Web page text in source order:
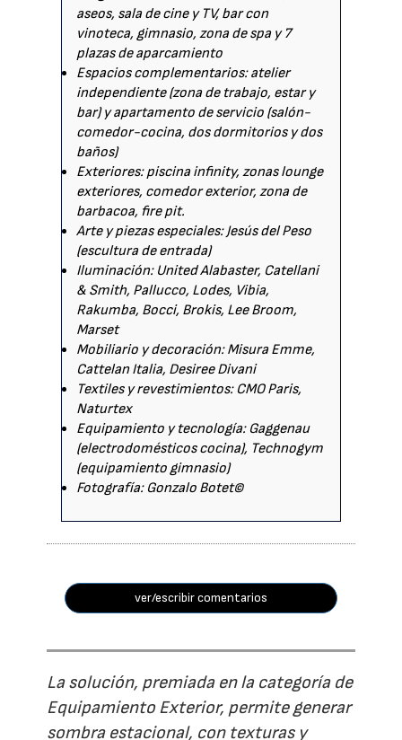
aseos, sala de cine y TV, bar con
vinoteca, gimnasio, zona de spa y 7
plazas de aparcamiento
Espacios complementarios: atelier
independiente (zona de trabajo, estar y
bar) y apartamento de servicio (salón-
comedor-cocina, dos dormitorios y dos
baños)
Exteriores: piscina infinity, zonas lounge
exteriores, comedor exterior, zona de
barbacoa, fire pit.
Arte y piezas especiales: Jesús del Peso
(escultura de entrada)
Iluminación: United Alabaster, Catellani
& Smith, Pallucco, Lodes, Vibia,
Rakumba, Bocci, Brokis, Lee Broom,
Marset
Mobiliario y decoración: Misura Emme,
Cattelan Italia, Desiree Divani
Textiles y revestimientos: CMO Paris,
Naturtex
Equipamiento y tecnología: Gaggenau
(electrodomésticos cocina), Technogym
(equipamiento gimnasio)
Fotografía: Gonzalo Botet©
ver/escribir comentarios
La solución, premiada en la categoría de
Equipamiento Exterior, permite generar
sombra estacional, con texturas y